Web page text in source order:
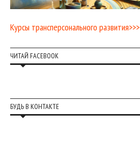
Курсы трансперсонального развития>>>
ЧИТАЙ FACEBOOK
БУДЬ В КОНТАКТЕ